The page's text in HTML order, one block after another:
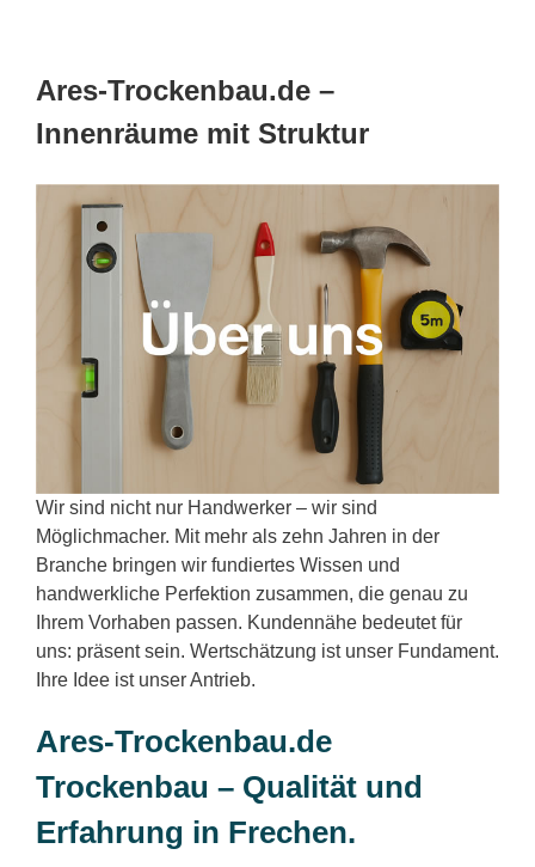
Ares-Trockenbau.de –
Innenräume mit Struktur
Wir sind nicht nur Handwerker – wir sind
Möglichmacher. Mit mehr als zehn Jahren in der
Branche bringen wir fundiertes Wissen und
handwerkliche Perfektion zusammen, die genau zu
Ihrem Vorhaben passen. Kundennähe bedeutet für
uns: präsent sein. Wertschätzung ist unser Fundament.
Ihre Idee ist unser Antrieb.
Ares-Trockenbau.de
Trockenbau – Qualität und
Erfahrung in Frechen.